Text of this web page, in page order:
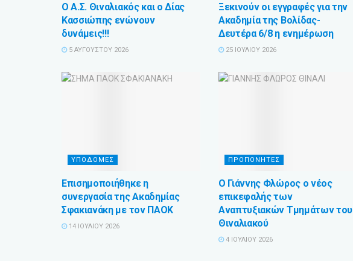
Ο Α.Σ. Θιναλιακός και ο Δίας
Κασσιώπης ενώνουν
δυνάμεις!!!
5 ΑΥΓΟΎΣΤΟΥ 2026
Ξεκινούν οι εγγραφές για την
Ακαδημία της Βολίδας-
Δευτέρα 6/8 η ενημέρωση
25 ΙΟΥΛΊΟΥ 2026
ΥΠΟΔΟΜΕΣ
Επισημοποιήθηκε η
συνεργασία της Ακαδημίας
Σφακιανάκη με τον ΠΑΟΚ
14 ΙΟΥΛΊΟΥ 2026
ΠΡΟΠΟΝΗΤΕΣ
Ο Γιάννης Φλώρος ο νέος
επικεφαλής των
Αναπτυξιακών Τμημάτων του
Θιναλιακού
4 ΙΟΥΛΊΟΥ 2026